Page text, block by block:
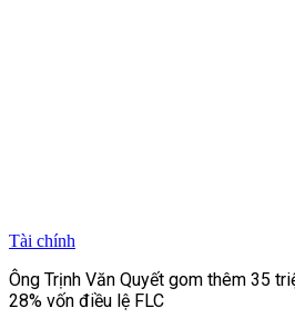
Tài chính
Ông Trịnh Văn Quyết gom thêm 35
28% vốn điều lệ FLC